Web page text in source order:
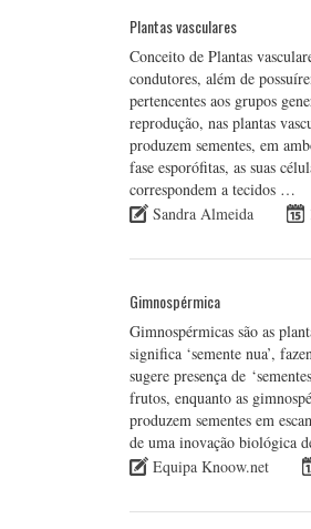
Plantas vasculares
Conceito de Plantas
condutores, além de
pertencentes aos grupos
reprodução, nas plantas
produzem sementes, em
fase esporófitas, as suas
correspondem a tecidos …
Sandra Almeida
Gimnospérmica
Gimnospérmicas são as
significa ‘semente nua’,
sugere presença de
frutos, enquanto as
produzem sementes em
de uma inovação biológica
Equipa Knoow.net